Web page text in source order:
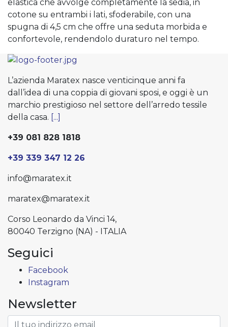
elastica che avvolge completamente la sedia, in
cotone su entrambi i lati, sfoderabile, con una
spugna di 4,5 cm che offre una seduta morbida e
confortevole, rendendolo duraturo nel tempo.
L’azienda Maratex nasce venticinque anni fa
dall’idea di una coppia di giovani sposi, e oggi è un
marchio prestigioso nel settore dell’arredo tessile
della casa. [...]
+39 081 828 1818
+39 339 347 12 26
info@maratex.it
maratex@maratex.it
Corso Leonardo da Vinci 14,
80040 Terzigno (NA) - ITALIA
Seguici
Facebook
Instagram
Newsletter